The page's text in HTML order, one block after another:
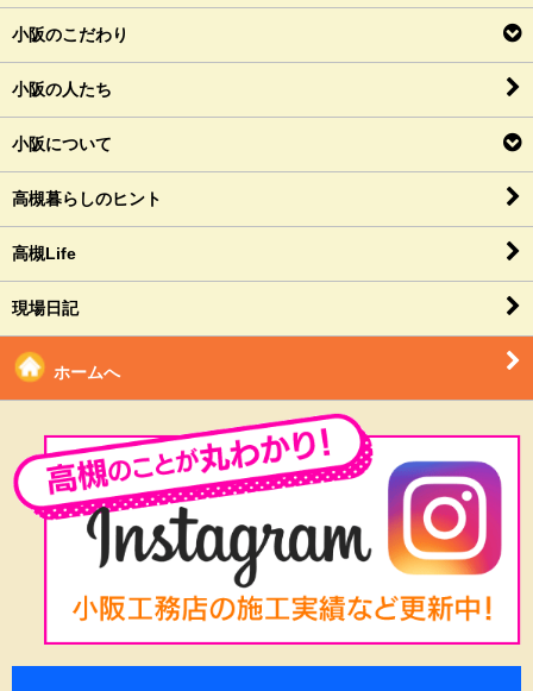
小阪のこだわり
小阪の人たち
小阪について
高槻暮らしのヒント
高槻Life
現場日記
ホームへ